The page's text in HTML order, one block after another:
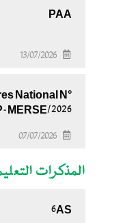
PAA
13/07/2026
National N°
MERSE/2026
07/07/2026
المذكرات
6AS